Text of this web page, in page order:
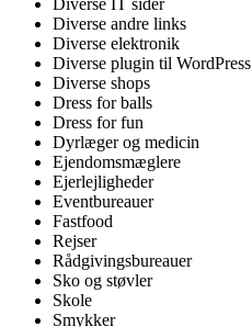
Diverse IT sider
Diverse andre links
Diverse elektronik
Diverse plugin til WordPress
Diverse shops
Dress for balls
Dress for fun
Dyrlæger og medicin
Ejendomsmæglere
Ejerlejligheder
Eventbureauer
Fastfood
Rejser
Rådgivingsbureauer
Sko og støvler
Skole
Smykker